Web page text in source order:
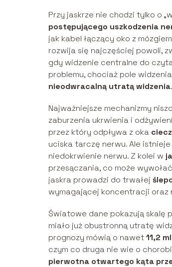
Przy jaskrze nie chodzi tylko o
postępującego uszkodzenia
jak kabel łączący oko z
rozwija się najczęściej powoli,
gdy widzenie centralne do
problemu, chociaż pole
nieodwracalną utratą widzenia.
Najważniejsze mechanizmy
zaburzenia ukrwienia i
przez który odpływa z oka
uciska tarczę nerwu. Ale
niedokrwienie nerwu. Z kolei w
przesączania, co może
jaskra prowadzi do trwałej
wymagającej koncentracji oraz
Światowe dane pokazują skalę
miało już obustronną utratę
prognozy mówią o nawet11,2
czym co druga nie wie o
pierwotna otwartego kąta